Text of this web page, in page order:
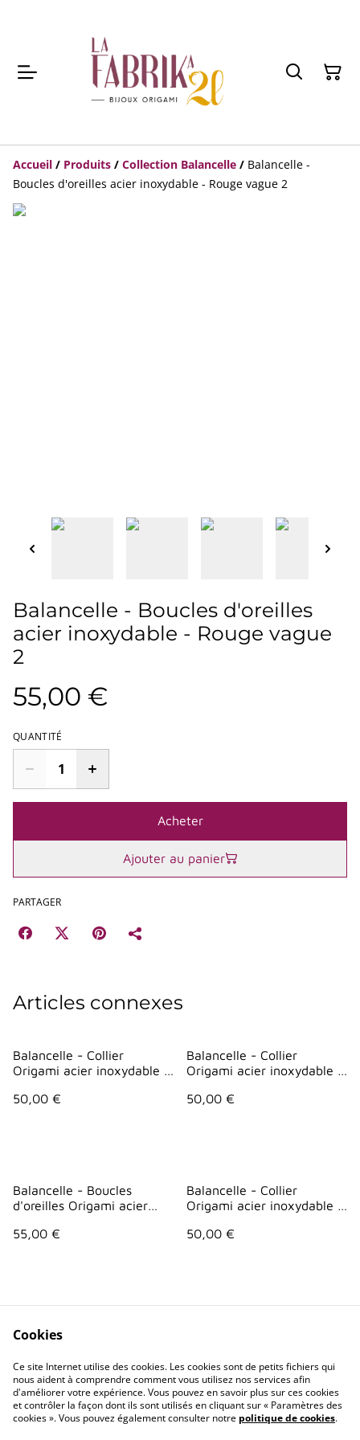
Accueil / Produits / Collection Balancelle / Balancelle -
Boucles d'oreilles acier inoxydable - Rouge vague 2
Balancelle - Boucles d'oreilles
acier inoxydable - Rouge vague
2
55,00 €
QUANTITÉ
Acheter
Ajouter au panier
PARTAGER
Articles connexes
Balancelle - Collier
Origami acier inoxydable -
50,00 €
Balancelle - Collier
Origami acier inoxydable -
50,00 €
Balancelle - Boucles
d'oreilles Origami acier
55,00 €
Balancelle - Collier
Origami acier inoxydable -
50,00 €
Contactez-nous
Conditions
Politique de
confidentialité
Politique de cookies
Cookies
Ce site Internet utilise des cookies. Les cookies sont de petits fichiers qui
nous aident à comprendre comment vous utilisez nos services afin
d'améliorer votre expérience. Vous pouvez en savoir plus sur ces cookies
et contrôler la façon dont ils sont utilisés en cliquant sur « Paramètres des
cookies ». Vous pouvez également consulter notre politique de cookies.